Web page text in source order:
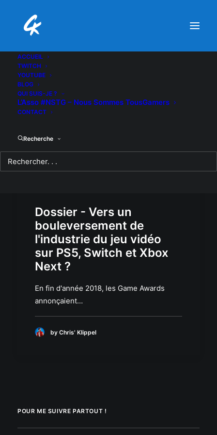
ACCUEIL
TWITCH
YOUTUBE
BLOG
QUI SUIS-JE ?
L’Asso #NSTG – Nous Sommes TousGamers
CONTACT
Recherche
Dossier - Vers un
bouleversement de
l'industrie du jeu vidéo
sur PS5, Switch et Xbox
Next ?
En fin d'année 2018, les Game Awards
annonçaient…
by Chris' Klippel
POUR ME SUIVRE PARTOUT !